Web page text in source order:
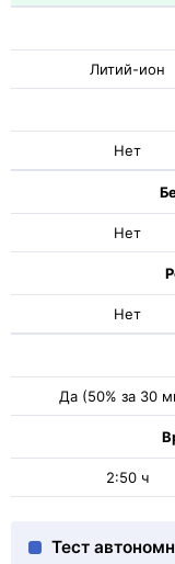
Литий-ион
Нет
Нет
Нет
Да (50% за 30
2:50 ч
Тест